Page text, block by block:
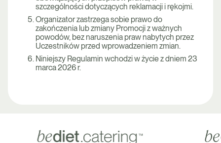
szczególności dotyczących reklamacji i rękojmi.
Organizator zastrzega sobie prawo do
zakończenia lub zmiany Promocji z ważnych
powodów, bez naruszenia praw nabytych przez
Uczestników przed wprowadzeniem zmian.
Niniejszy Regulamin wchodzi w życie z dniem 23
marca 2026 r.